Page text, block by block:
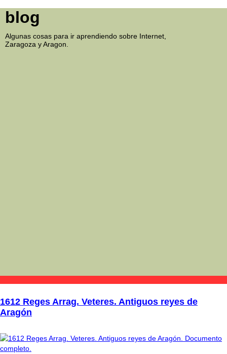
blog
Algunas cosas para ir aprendiendo sobre Internet,
Zaragoza y Aragon.
1612 Reges Arrag. Veteres. Antiguos reyes de
Aragón